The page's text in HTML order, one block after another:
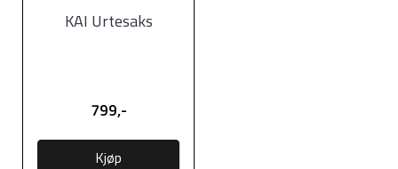
KAI Urtesaks
799,-
Kjøp